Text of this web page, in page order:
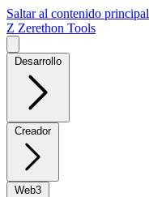
Saltar al contenido principal
Z Zerethon Tools
Desarrollo
Creador
Web3